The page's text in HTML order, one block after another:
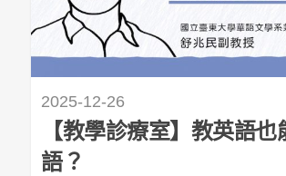
2025-12-26
【教學診療室】教英語也
語？